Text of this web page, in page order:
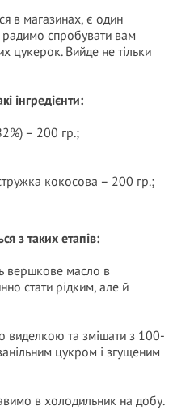
в магазинах, є один
радимо спробувати вам
цукерок. Вийде не тільки
інгредієнти:
– 200 гр.;
кокосова – 200 гр.;
з таких етапів:
вершкове масло в
стати рідким, але й
виделкою та змішати з 100-
цукром і згущеним
в холодильник на добу.